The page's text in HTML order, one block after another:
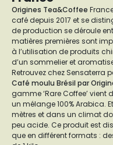
Origines Tea&Coffee
café depuis 2017 et se
de production se déroule
matières premières sont
à l’utilisation de produits
d’un sommelier et
Retrouvez chez Sensaterra
Café moulu Brésil par
gamme ‘Rare Coffee’ vient
un mélange 100% Arabica.
mètres et dans un climat
peu acide. Ce produit est
que en différent formats :